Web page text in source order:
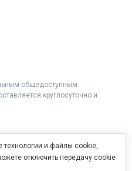
общедоступным
круглосуточно и
и файлы cookie,
отключить передачу cookie